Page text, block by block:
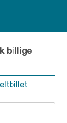
billige